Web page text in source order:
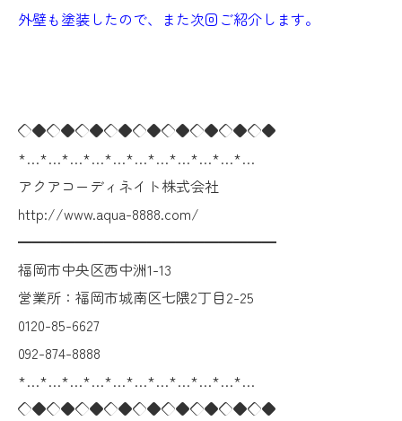
外壁も塗装したので、また次回ご紹介します。
◇◆◇◆◇◆◇◆◇◆◇◆◇◆◇◆◇◆
*…*…*…*…*…*…*…*…*…*…*…
アクアコーディネイト株式会社
http://www.aqua-8888.com/
━━━━━━━━━━━━━━━━━━
福岡市中央区西中洲1-13
営業所：福岡市城南区七隈2丁目2-25
0120-85-6627
092-874-8888
*…*…*…*…*…*…*…*…*…*…*…
◇◆◇◆◇◆◇◆◇◆◇◆◇◆◇◆◇◆